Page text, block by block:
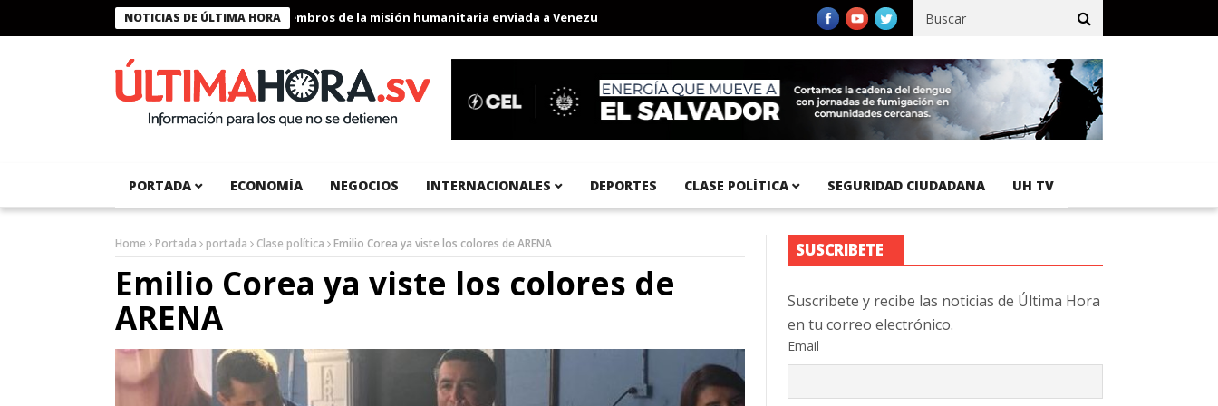
NOTICIAS DE ÚLTIMA HORA
Presidente Bukele condecora a miembros de la misión humanitaria enviada a Venezuela Aeropuerto Internacional del Pacífico registra 92 % de avance en obras de terracería
PORTADA ECONOMÍA NEGOCIOS INTERNACIONALES DEPORTES CLASE POLÍTICA SEGURIDAD CIUDADANA UH TV
Home Portada portada Clase política Emilio Corea ya viste los colores de ARENA
Emilio Corea ya viste los colores de
ARENA
SUSCRIBETE
Suscribete y recibe las noticias de Última Hora
en tu correo electrónico.
Email